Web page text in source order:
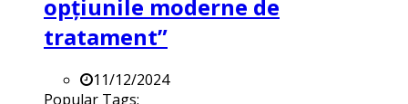
opțiunile moderne de
tratament”
11/12/2024
Popular Tags: